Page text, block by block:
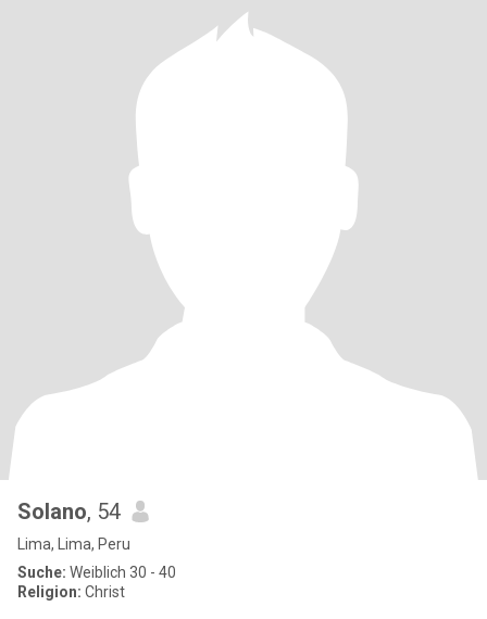
Solano, 54
Lima, Lima, Peru
Suche: Weiblich 30 - 40
Religion: Christ